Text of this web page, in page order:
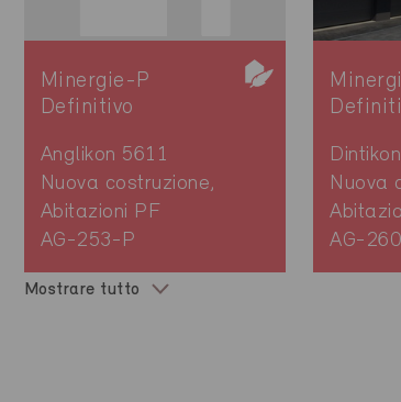
Minergie-P
Definitivo
Anglikon 5611
Nuova costruzione,
Abitazioni PF
AG-253-P
Nuova
AG-
Mostrare tutto